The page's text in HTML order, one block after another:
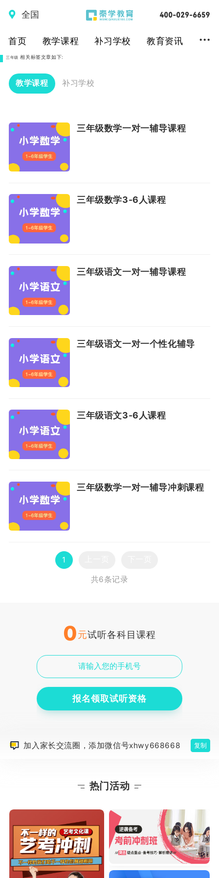
全国
首页 教学课程 补习学校 教育资讯 ...
三年级 相关标签文章如下:
教学课程 补习学校
三年级数学一对一辅导课程
三年级数学3-6人课程
三年级语文一对一辅导课程
三年级语文一对一个性化辅导
三年级语文3-6人课程
三年级数学一对一辅导冲刺课程
1
共6条记录
0元试听各科目课程
报名领取试听资格
加入家长交流圈，添加微信号xhwy668668 复制
热门活动